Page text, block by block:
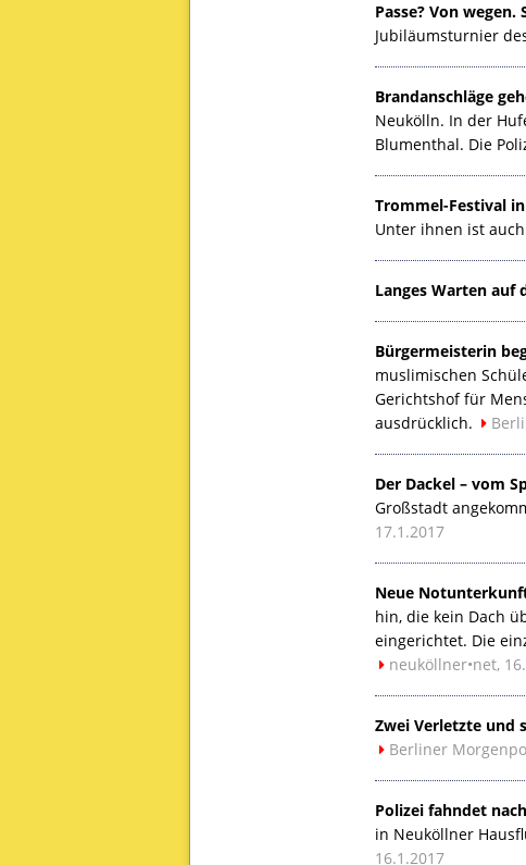
Passe? Von
Jubiläumsturnier
Brandanschläge
Neukölln. In der
Blumenthal. Die
Trommel-Festival
Unter ihnen ist
Langes Warten auf
Bürgermeisterin
muslimischen
Gerichtshof für
ausdrücklich.
Der Dackel – vom
Großstadt
17.1.2017
Neue
hin, die kein Dach
eingerichtet. Die
neuköllner•net,
Zwei Verletzte und
Berliner
Polizei fahndet
in Neuköllner
16.1.2017